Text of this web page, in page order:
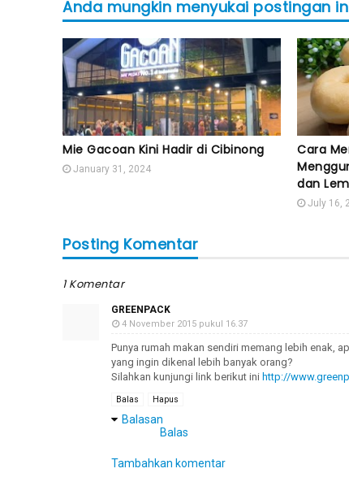
Anda mungkin menyukai postingan
Mie Gacoan Kini Hadir di Cibinong
January 31, 2024
Cara
dan
July 16,
Posting Komentar
1 Komentar
GREENPACK
4 November 2015 pukul 16.37
Punya rumah makan sendiri memang lebih enak,
yang ingin dikenal lebih banyak orang?
Silahkan kunjungi link berikut ini http://
Balas Hapus
Balasan
Balas
Tambahkan komentar